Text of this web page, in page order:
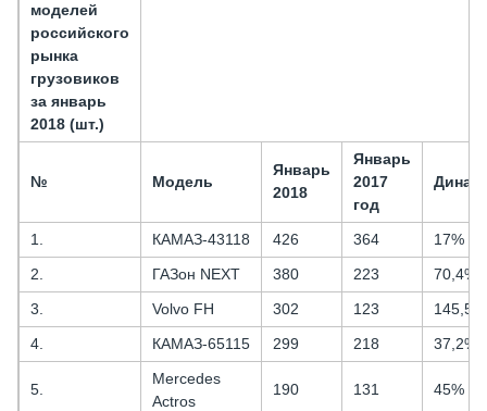
моделей
российского
рынка
грузовиков
за январь
2018 (шт.)
№ Модель
Январь
2018
Январь
2017
год
1. КАМАЗ-43118 426 364
17%
2.
ГАЗон NEXT 380 223
70,4%
3.
Volvo FH 302 123
145,5%
4.
КАМАЗ-65115 299 218 37,2%
5.
Mercedes
Actros
190 131 45%